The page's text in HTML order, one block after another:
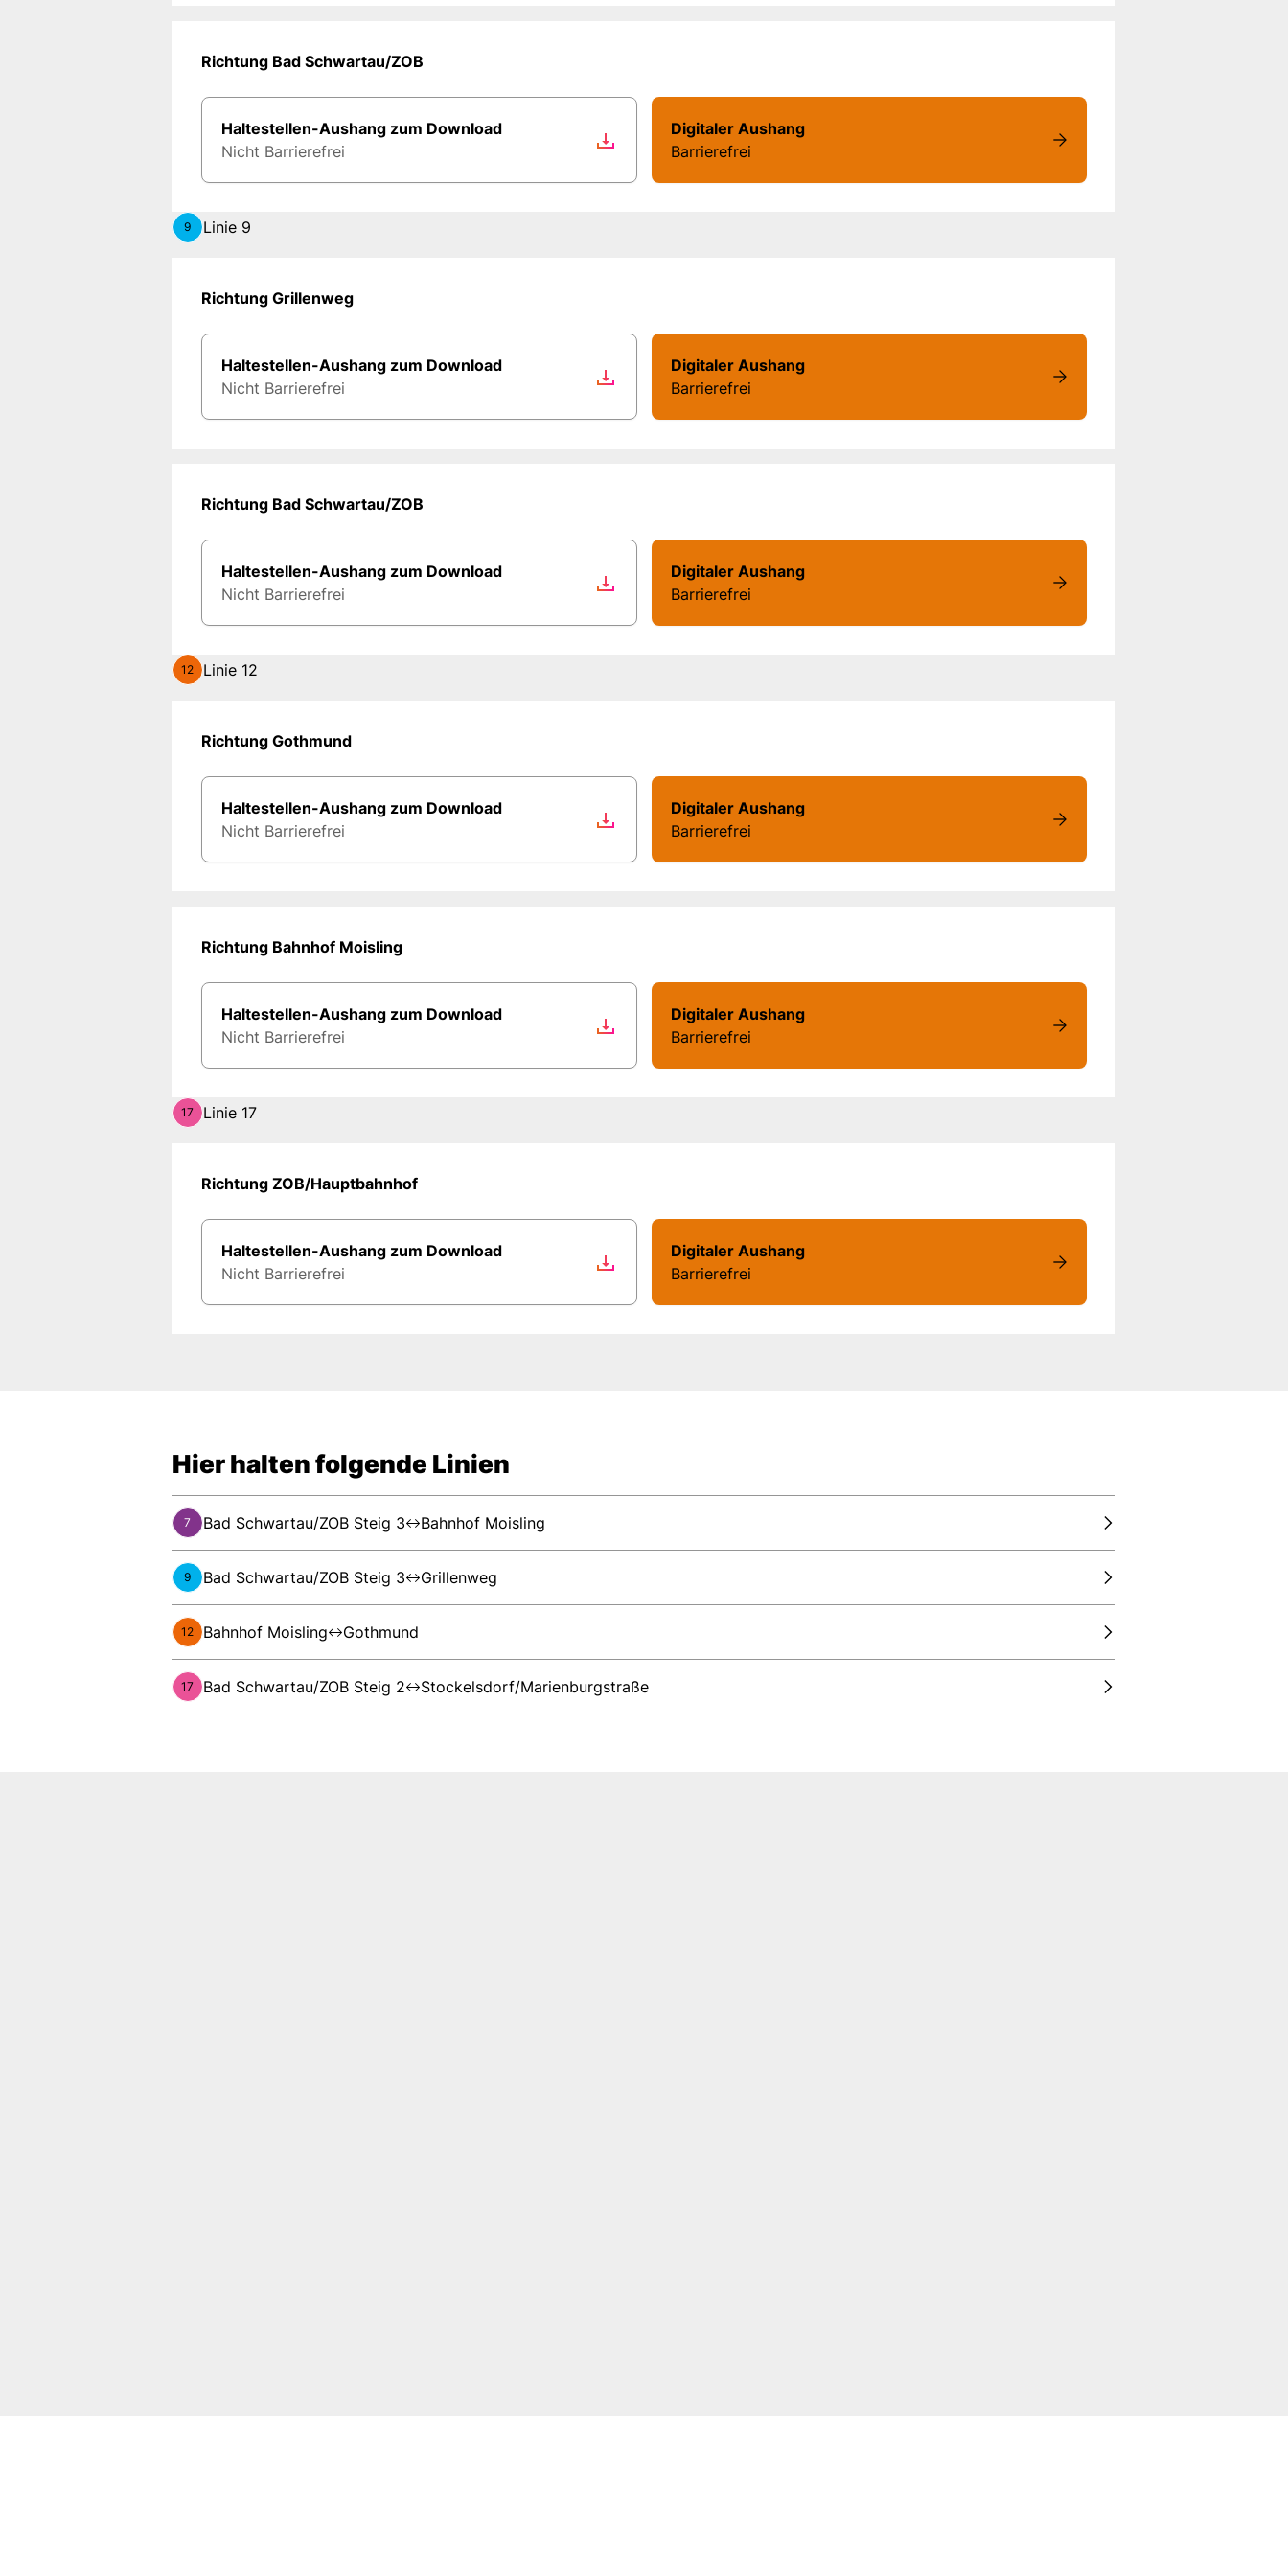
Richtung Bad Schwartau/ZOB
Haltestellen-Aushang zum Download
Nicht Barrierefrei
Digitaler Aushang
Barrierefrei
9 Linie 9
Richtung Grillenweg
Haltestellen-Aushang zum Download
Nicht Barrierefrei
Digitaler Aushang
Barrierefrei
Richtung Bad Schwartau/ZOB
Haltestellen-Aushang zum Download
Nicht Barrierefrei
Digitaler Aushang
Barrierefrei
12 Linie 12
Richtung Gothmund
Haltestellen-Aushang zum Download
Nicht Barrierefrei
Digitaler Aushang
Barrierefrei
Richtung Bahnhof Moisling
Haltestellen-Aushang zum Download
Nicht Barrierefrei
Digitaler Aushang
Barrierefrei
17 Linie 17
Richtung ZOB/Hauptbahnhof
Haltestellen-Aushang zum Download
Nicht Barrierefrei
Digitaler Aushang
Barrierefrei
Hier halten folgende Linien
7 Bad Schwartau/ZOB Steig 3 Bahnhof Moisling
9 Bad Schwartau/ZOB Steig 3 Grillenweg
12 Bahnhof Moisling Gothmund
17 Bad Schwartau/ZOB Steig 2 Stockelsdorf/Marienburgstraße